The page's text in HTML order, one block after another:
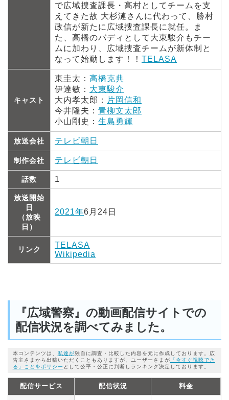
で広域捜査課長・高村としてチームを支
えてきた故 大杉漣さんに代わって、勝村
政信が新たに広域捜査課長に就任。ま
た、高橋のバディとして大東駿介もチー
ムに加わり、広域捜査チームが新体制と
なって始動します！！ TELASA
キャスト
東圭太： 高橋克典
伊達敏： 大東駿介
大内孝太郎：
片岡信和
今井隆夫： 青柳文太郎
小山剛史： 生島勇輝
放送会社 テレビ朝日
制作会社 テレビ朝日
話数 1
放送開始
日
（放映
日）
2021年6月24日
リンク
TELASA
Wikipedia
『広域警察』の動画配信サイトでの
配信状況を調べてみました。
本コンテンツは、 私達が独自に調査・比較した内容を元に作成しております。広
告主さまから出稿いただくこともありますが、ユーザーさまが 「今すぐ視聴でき
る」ことをポリシー として公平・公正に判断しランキング決定しております。
配信サービス 配信状況 料金